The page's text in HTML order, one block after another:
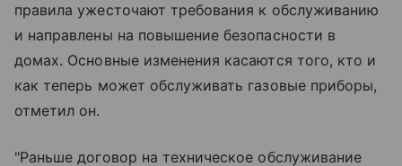
правила ужесточают требования к обслуживанию
и направлены на повышение безопасности в
домах. Основные изменения касаются того, кто и
как теперь может обслуживать газовые приборы,
отметил он.
"Раньше договор на техническое обслуживание